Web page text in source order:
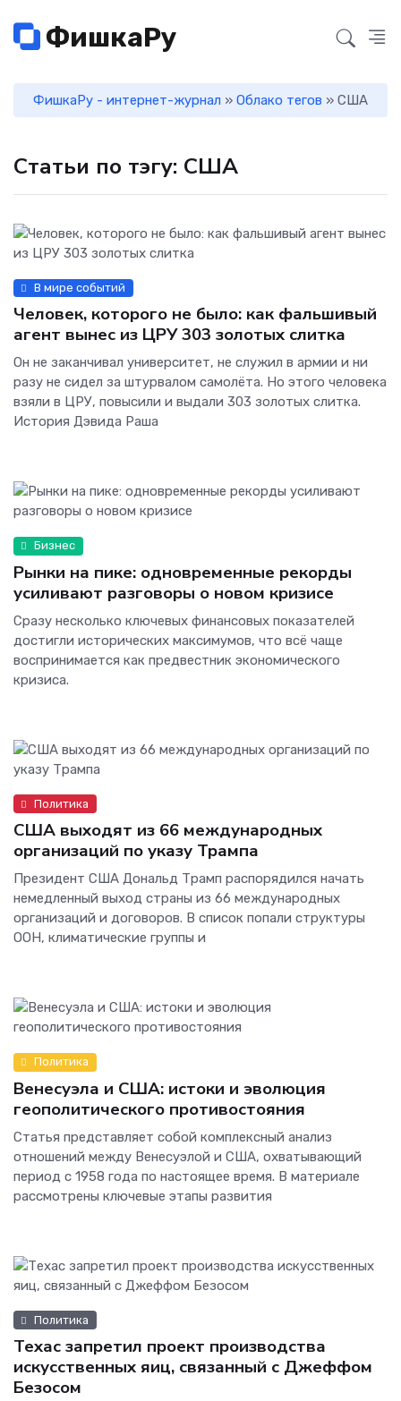
ФишкаРу
ФишкаРу - интернет-журнал » Облако тегов » США
Статьи по тэгу: США
В мире событий
Человек, которого не было: как фальшивый
агент вынес из ЦРУ 303 золотых слитка
Он не заканчивал университет, не служил в армии и ни
разу не сидел за штурвалом самолёта. Но этого человека
взяли в ЦРУ, повысили и выдали 303 золотых слитка.
История Дэвида Раша
Бизнес
Рынки на пике: одновременные рекорды
усиливают разговоры о новом кризисе
Сразу несколько ключевых финансовых показателей
достигли исторических максимумов, что всё чаще
воспринимается как предвестник экономического
кризиса.
Политика
США выходят из 66 международных
организаций по указу Трампа
Президент США Дональд Трамп распорядился начать
немедленный выход страны из 66 международных
организаций и договоров. В список попали структуры
ООН, климатические группы и
Политика
Венесуэла и США: истоки и эволюция
геополитического противостояния
Статья представляет собой комплексный анализ
отношений между Венесуэлой и США, охватывающий
период с 1958 года по настоящее время. В материале
рассмотрены ключевые этапы развития
Политика
Техас запретил проект производства
искусственных яиц, связанный с Джеффом
Безосом